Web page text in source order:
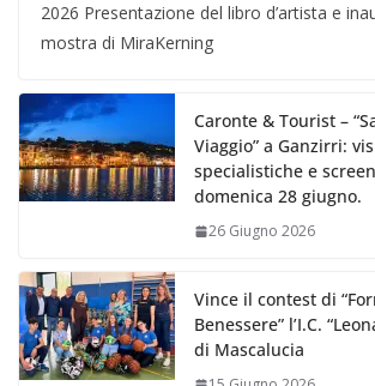
2026 Presentazione del libro d’artista e
mostra di MiraKerning
Caronte & Tourist –
Viaggio” a Ganzirri:
specialistiche e
domenica 28 giugno.
26 Giugno 2026
Vince il contest di
Benessere” l’I.C.
di Mascalucia